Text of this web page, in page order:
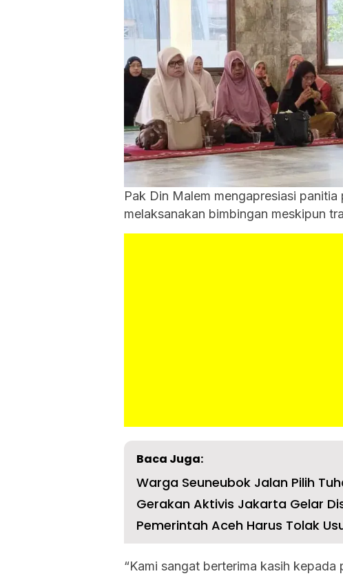
Pak Din Malem mengapresiasi
melaksanakan bimbingan meskipun
Baca Juga:
Warga Seuneubok Jalan Pilih
Gerakan Aktivis Jakarta Gelar
Pemerintah Aceh Harus Tolak
“Kami sangat berterima kasih